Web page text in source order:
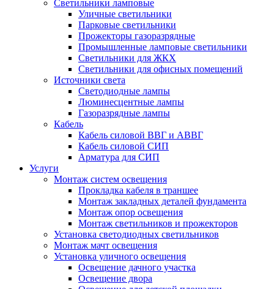
Светильники ламповые
Уличные светильники
Парковые светильники
Прожекторы газоразрядные
Промышленные ламповые светильники
Светильники для ЖКХ
Светильники для офисных помещений
Источники света
Светодиодные лампы
Люминесцентные лампы
Газоразрядные лампы
Кабель
Кабель силовой ВВГ и АВВГ
Кабель силовой СИП
Арматура для СИП
Услуги
Монтаж систем освещения
Прокладка кабеля в траншее
Монтаж закладных деталей фундамента
Монтаж опор освещения
Монтаж светильников и прожекторов
Установка светодиодных светильников
Монтаж мачт освещения
Установка уличного освещения
Освещение дачного участка
Освещение двора